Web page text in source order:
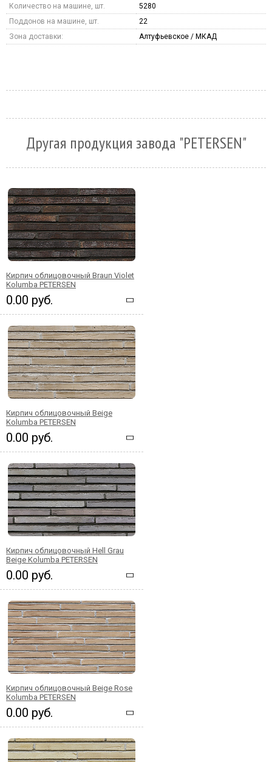
Количество на машине, шт.
5280
Поддонов на машине, шт.
22
Зона доставки:
Алтуфьевское / МКАД
Другая продукция завода "PETERSEN"
Кирпич облицовочный Braun Violet
Kolumba PETERSEN
0.00 руб.
Кирпич облицовочный Beige
Kolumba PETERSEN
0.00 руб.
Кирпич облицовочный Hell Grau
Beige Kolumba PETERSEN
0.00 руб.
Кирпич облицовочный Beige Rose
Kolumba PETERSEN
0.00 руб.